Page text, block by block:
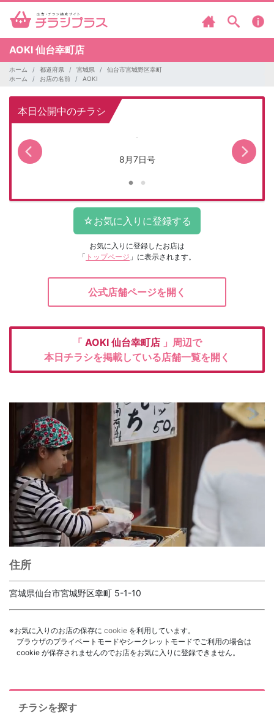
AOKI 仙台幸町店
ホーム 都道府県 宮城県
仙台市宮城野区幸町
ホーム
お店の名前 AOKI
本日公開中のチラシ
8月7日号
お気に入りに登録したお店は
「 トップページ 」に表示されます。
公式店舗ページを開く
「 AOKI 仙台幸町店 」周辺で
本日チラシを掲載している店舗一覧を開く
住所
宮城県仙台市宮城野区幸町 5-1-10
※お気に入りのお店の保存に cookie を利用しています。
ブラウザのプライベートモードやシークレットモードでご利用の場合は
cookie が保存されませんのでお店をお気に入りに登録できません。
チラシを探す